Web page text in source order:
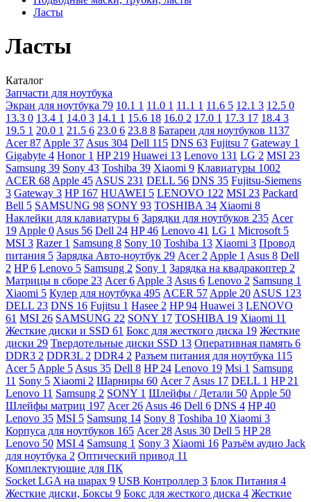
Ласты
Ласты
Каталог
Запчасти для ноутбука
Экран для ноутбука 79 10.1 1 11.0 1 11.1 1 11.6 5 12.1 3 12.5 0
13.3 0 13.4 1 14.0 3 14.1 1 15.6 18 16.0 2 17.0 1 17.3 17 18.4 3
19.5 1 20.0 1 21.5 6 23.0 6 23.8 8 Батареи для ноутбуков 1137
Acer87 Apple 37 Asus 304 Dell 115 DNS 63 Fujitsu 7 Gateway 1
Gigabyte 4 Honor 1 HP 219 Huawei 13 Lenovo 131 LG 2 MSI 23
Samsung 39 Sony 43 Toshiba 39 Xiaomi 9 Клавиатуры 1002
ACER 68 Apple 45 ASUS 231 DELL 56 DNS 35 Fujitsu-Siemens
3 Gateway 3 HP 167 HUAWEI 5 LENOVO 122 MSI 23 Packard
Bell 5 SAMSUNG 98 SONY 93 TOSHIBA 34 Xiaomi 8
Наклейки для клавиатуры 6 Зарядки для ноутбуков 235 Acer
19 Apple 0 Asus 56 Dell 24 HP46 Lenovo 41 LG 1 Microsoft 5
MSI 3 Razer 1 Samsung 8 Sony 10 Toshiba 13 Xiaomi 3 Провод
питания 5 Зарядка Авто-ноутбук 29 Acer 2 Apple 1 Asus 8 Dell
2 HP6 Lenovo 5 Samsung 2 Sony 1 Зарядка на квадракоптер 2
Матрицы в сборе 23 Acer6 Apple 3 Asus 6 Lenovo 2 Samsung 1
Xiaomi 5 Кулер для ноутбука 495 ACER 57 Apple 20 ASUS 123
DELL 23 DNS 16 Fujitsu 1 Hasee 2 HP94 Huawei 3 LENOVO
61 MSI 26 SAMSUNG 22 SONY 17 TOSHIBA 19 Xiaomi 11
Жесткие диски и SSD 61 Бокс для жесткого диска 19 Жесткие
диски 29 Твердотельные диски SSD 13 Оперативная память 6
DDR3 2 DDR3L 2 DDR4 2 Разъем питания для ноутбука 115
Acer 5 Apple 5 Asus 35 Dell 8 HP 24 Lenovo 19 Msi 1 Samsung
11 Sony 5 Xiaomi 2 Шарниры 60 Acer 7 Asus 17 DELL 1 HP 21
Lenovo 11 Samsung 2 SONY 1 Шлейфы / Детали 50 Apple 50
Шлейфы матриц 197 Acer 26 Asus 46 Dell 6 DNS 4 HP40
Lenovo 35 MSI 5 Samsung 14 Sony 8 Toshiba 10 Xiaomi 3
Корпуса для ноутбуков 165 Acer 28 Asus 30 Dell 5 HP 28
Lenovo 50 MSI 4 Samsung 1 Sony 3 Xiaomi 16 Разъём аудио Jack
для ноутбука 2 Оптический привод 11
Комплектующие для ПК
Socket LGA на шарах 9 USB Контроллер 3 Блок Питания 4
Жесткие диски, Боксы 9 Бокс для жесткого диска 4 Жесткие